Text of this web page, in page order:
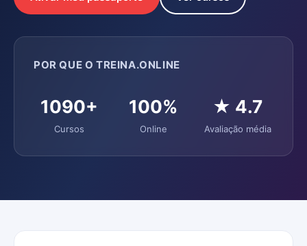
POR QUE O TREINA.ONLINE
1090+
Cursos
100%
Online
★ 4.7
Avaliação média